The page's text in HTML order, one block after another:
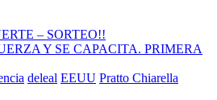
– SORTEO!!
Y SE CAPACITA. PRIMERA
deleal EEUU Pratto Chiarella